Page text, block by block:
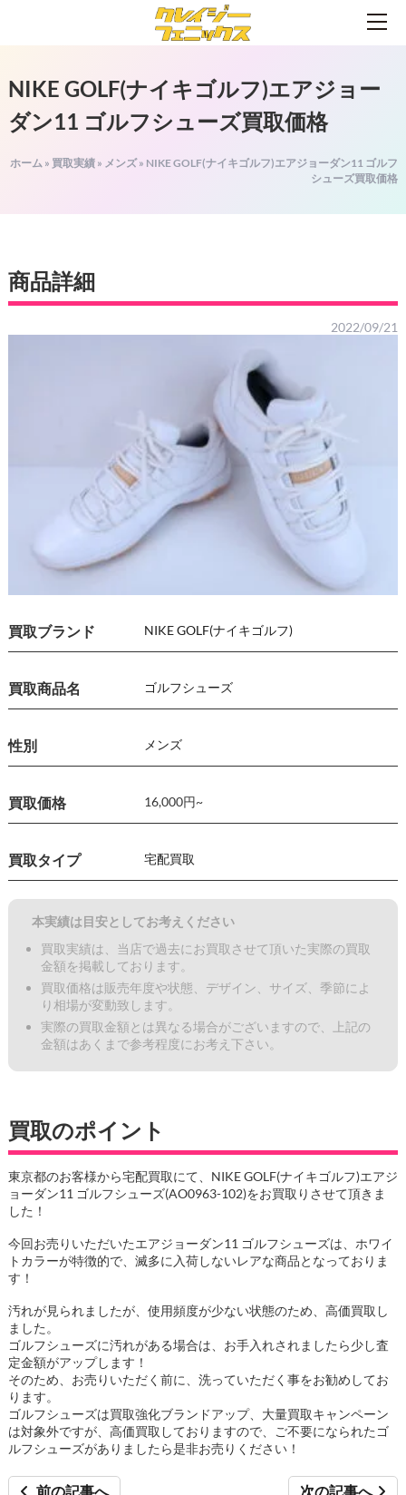
NIKE GOLF(ナイキゴルフ)エアジョー
ダン11 ゴルフシューズ買取価格
ホーム » 買取実績 » メンズ» NIKE GOLF(ナイキゴルフ)エアジョーダン11 ゴルフ
シューズ買取価格
商品詳細
2022/09/21
買取ブランド NIKE GOLF(ナイキゴルフ)
買取商品名 ゴルフシューズ
性別 メンズ
買取価格 16,000円~
買取タイプ 宅配買取
本実績は目安としてお考えください
買取実績は、当店で過去にお買取させて頂いた実際の買取
金額を掲載しております。
買取価格は販売年度や状態、デザイン、サイズ、季節によ
り相場が変動致します。
実際の買取金額とは異なる場合がございますので、上記の
金額はあくまで参考程度にお考え下さい。
買取のポイント
東京都のお客様から宅配買取にて、NIKE GOLF(ナイキゴルフ)エアジ
ョーダン11 ゴルフシューズ(AO0963-102)をお買取りさせて頂きま
した！
今回お売りいただいたエアジョーダン11 ゴルフシューズは、ホワイ
トカラーが特徴的で、滅多に入荷しないレアな商品となっておりま
す！
汚れが見られましたが、使用頻度が少ない状態のため、高価買取し
ました。
ゴルフシューズに汚れがある場合は、お手入れされましたら少し査
定金額がアップします！
そのため、お売りいただく前に、洗っていただく事をお勧めしてお
ります。
ゴルフシューズは買取強化ブランドアップ、大量買取キャンペーン
は対象外ですが、高価買取しておりますので、ご不要になられたゴ
ルフシューズがありましたら是非お売りください！
前の記事へ 次の記事へ